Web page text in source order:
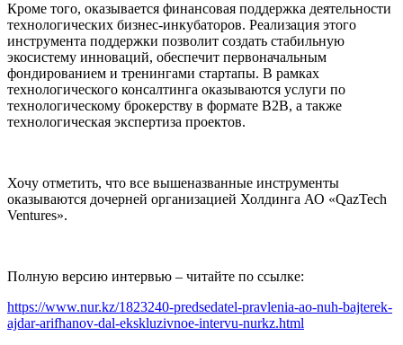
Кроме того, оказывается финансовая поддержка деятельности
технологических бизнес-инкубаторов. Реализация этого
инструмента поддержки позволит создать стабильную
экосистему инноваций, обеспечит первоначальным
фондированием и тренингами стартапы. В рамках
технологического консалтинга оказываются услуги по
технологическому брокерству в формате В2В, а также
технологическая экспертиза проектов.
Хочу отметить, что все вышеназванные инструменты
оказываются дочерней организацией Холдинга АО «QazTech
Ventures».
Полную версию интервью – читайте по ссылке:
https://www.nur.kz/1823240-predsedatel-pravlenia-ao-nuh-bajterek-
ajdar-arifhanov-dal-ekskluzivnoe-intervu-nurkz.html